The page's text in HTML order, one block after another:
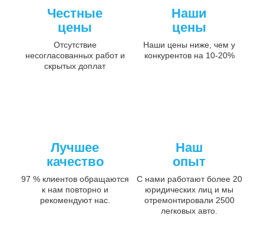
Честные
цены
Отсутствие
несогласованных работ и
скрытых доплат
Наши
цены
Наши цены ниже, чем у
конкурентов на 10-20%
Лучшее
качество
97 % клиентов обращаются
к нам повторно и
рекомендуют нас.
Наш
опыт
С нами работают более 20
юридических лиц и мы
отремонтировали 2500
легковых авто.